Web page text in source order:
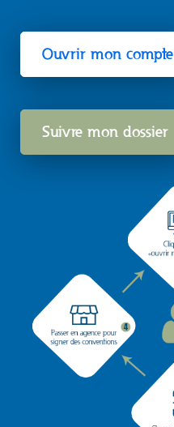
Ouvrir mon compte
Suivre mon dossier